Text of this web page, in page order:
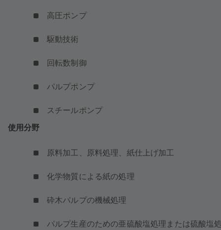
高圧ポンプ
駆動技術
回転数制御
パルプポンプ
スチールポンプ
使用分野
原料加工、原料処理、紙仕上げ加工
化学物質による紙の処理
砕木パルプの機械処理
パルプ生産のための亜硫酸塩処理または硫酸塩